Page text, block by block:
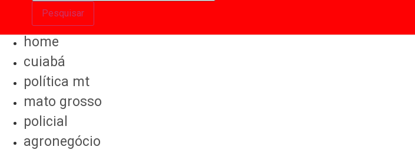
Pesquisar
home
cuiabá
política mt
mato grosso
policial
agronegócio